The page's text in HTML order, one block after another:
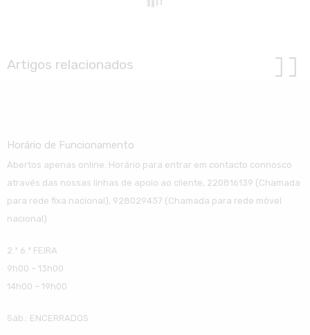
Artigos relacionados
Horário de Funcionamento
Abertos apenas online: Horário para entrar em contacto connosco
através das nossas linhas de apoio ao cliente, 220816139 (Chamada
para rede fixa nacional), 928029437 (Chamada para rede móvel
nacional)
2.ª 6.ª FEIRA
9h00 – 13h00
14h00 – 19h00
Sáb.: ENCERRADOS